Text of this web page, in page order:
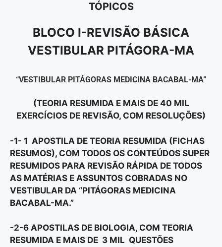
TÓPICOS
BLOCO I-REVISÃO BÁSICA
VESTIBULAR PITÁGORA-MA
“VESTIBULAR PITÁGORAS MEDICINA BACABAL-MA”
(TEORIA RESUMIDA E MAIS DE 40 MIL
EXERCÍCIOS DE REVISÃO, COM RESOLUÇÕES)
-1- 1 APOSTILA DE TEORIA RESUMIDA (FICHAS
RESUMOS), COM TODOS OS CONTEÚDOS SUPER
RESUMIDOS PARA REVISÃO RÁPIDA DE TODOS
AS MATÉRIAS E ASSUNTOS COBRADAS NO
VESTIBULAR DA “PITÁGORAS MEDICINA
BACABAL-MA.”
-2-6 APOSTILAS DE BIOLOGIA, COM TEORIA
RESUMIDA E MAIS DE 3 MIL QUESTÕES